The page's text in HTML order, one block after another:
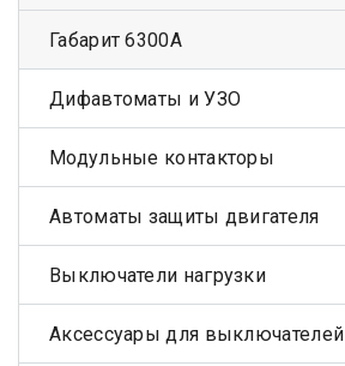
Габарит 6300А
Дифавтоматы и УЗО
Модульные контакторы
Автоматы защиты двигателя
Выключатели нагрузки
Аксессуары для выключателей